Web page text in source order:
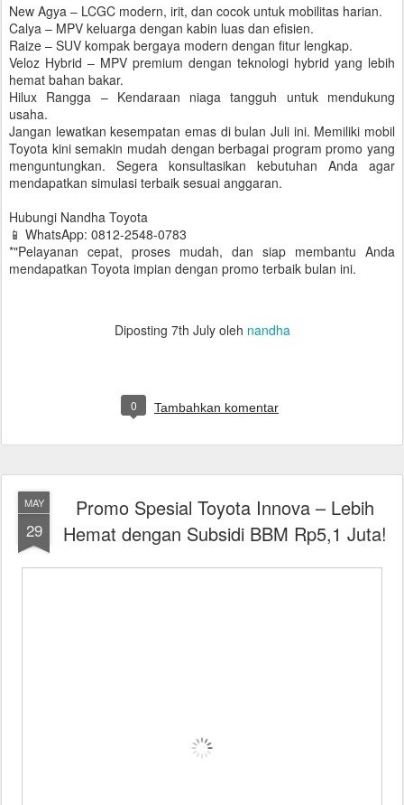
New Agya – LCGC modern, irit, dan cocok untuk mobilitas harian.
Calya – MPV keluarga dengan kabin luas dan efisien.
Raize – SUV kompak bergaya modern dengan fitur lengkap.
Veloz Hybrid – MPV premium dengan teknologi hybrid yang lebih
hemat bahan bakar.
Hilux Rangga – Kendaraan niaga tangguh untuk mendukung
usaha.
Jangan lewatkan kesempatan emas di bulan Juli ini. Memiliki mobil
Toyota kini semakin mudah dengan berbagai program promo yang
menguntungkan. Segera konsultasikan kebutuhan Anda agar
mendapatkan simulasi terbaik sesuai anggaran.
Hubungi Nandha Toyota
📱 WhatsApp: 0812-2548-0783
*"Pelayanan cepat, proses mudah, dan siap membantu Anda
mendapatkan Toyota impian dengan promo terbaik bulan ini.
Diposting 7th Julyoleh nandha
0 Tambahkan komentar
MAY
29
Promo Spesial Toyota Innova – Lebih
Hemat dengan Subsidi BBM Rp5,1 Juta!